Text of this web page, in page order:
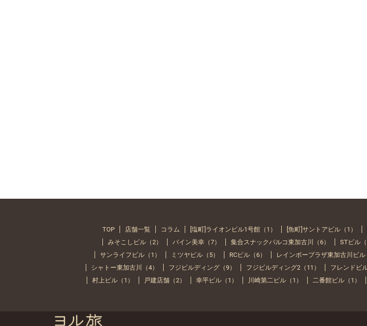
TOP 店舗一覧 コラム [塩町]ライオンビル1号館（1） [魚町]サントアビル（1）
みそこしビル（2）
バイン美幸（7） 集合スナックパルコ東加古川（6） STビル（
サンライフビル（1）
ミツヤビル（5） RCビル（6） レインボープラザ東加古川ビル
シャトー東加古川（4）
フジビルディング（9） フジビルディング2（11） フレンドビ
村上ビル（1）
戸建店舗（2） 幸平ビル（1） 川崎第二ビル（1） 二番館ビル（1）